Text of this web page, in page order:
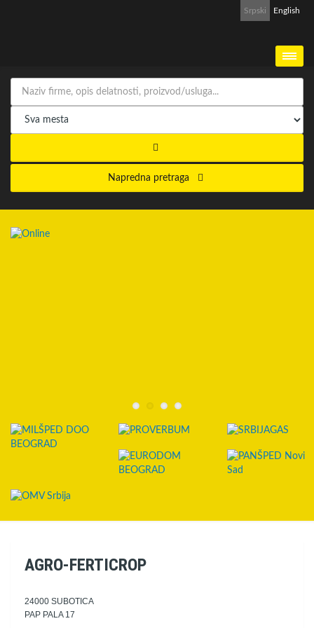
Srpski English
Napredna pretraga
AGRO-FERTICROP
24000 SUBOTICA
PAP PALA 17